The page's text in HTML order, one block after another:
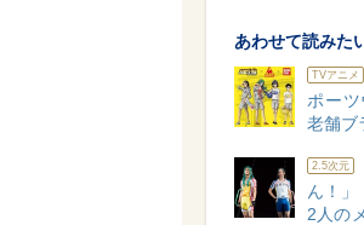
あわせて読みた
TVアニメ
ポー
老舗ブ
2.5次元
ん！」
2人の